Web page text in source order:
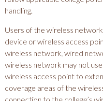
handling.
Users of the wireless
device or wireless access
wireless network, wired
wireless network may not
wireless access point to
coverage areas of the